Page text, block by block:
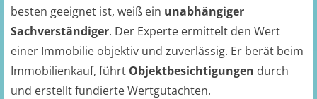
besten geeignet ist, weiß ein unabhängiger
Sachverständiger. Der Experte ermittelt den Wert
einer Immobilie objektiv und zuverlässig. Er berät beim
Immobilienkauf, führt Objektbesichtigungen durch
und erstellt fundierte Wertgutachten.